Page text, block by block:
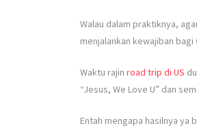
Walau dalam praktiknya,
menjalankan kewajiban bagi
Waktu rajin road trip di US
“Jesus, We Love U” dan
Entah mengapa hasilnya ya